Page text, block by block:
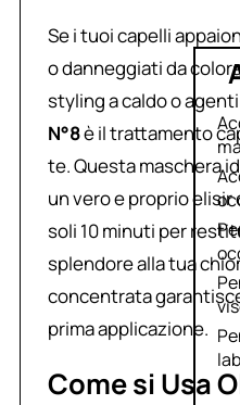
Se i tuoi capelli
o danneggiati da
styling a caldo o
N°8è il trattamento
te. Questa maschera
un vero e proprio elisir
soli 10 minuti per
splendore alla tua
concentrata
prima applicazione.
Come si Usa